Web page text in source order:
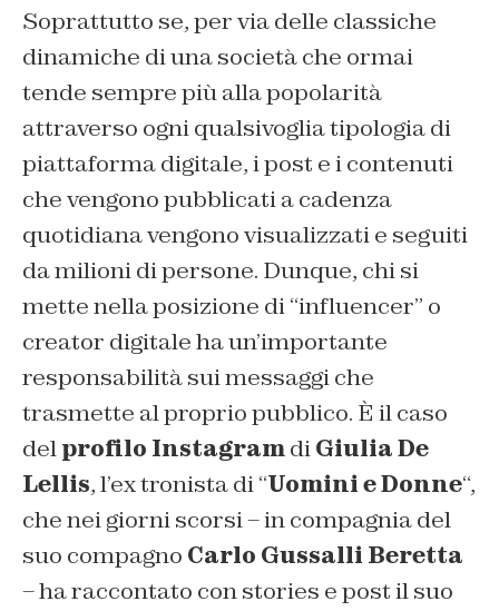
Soprattutto se, per via delle classiche
dinamiche di una società che ormai
tende sempre più alla popolarità
attraverso ogni qualsivoglia tipologia di
piattaforma digitale, i post e i contenuti
che vengono pubblicati a cadenza
quotidiana vengono visualizzati e seguiti
da milioni di persone. Dunque, chi si
mette nella posizione di “influencer” o
creator digitale ha un’importante
responsabilità sui messaggi che
trasmette al proprio pubblico. È il caso
delprofilo InstagramdiGiulia De
Lellis, l’ex tronista di “Uomini e Donne“,
che nei giorni scorsi – in compagnia del
suo compagno Carlo Gussalli Beretta
– ha raccontato con stories e post il suo